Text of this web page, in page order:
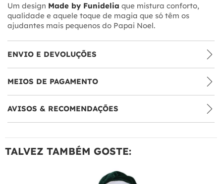
Um design Made by Funidelia que mistura conforto,
qualidade e aquele toque de magia que só têm os
ajudantes mais pequenos do Papai Noel.
ENVIO E DEVOLUÇÕES
MEIOS DE PAGAMENTO
AVISOS & RECOMENDAÇÕES
TALVEZ TAMBÉM GOSTE: